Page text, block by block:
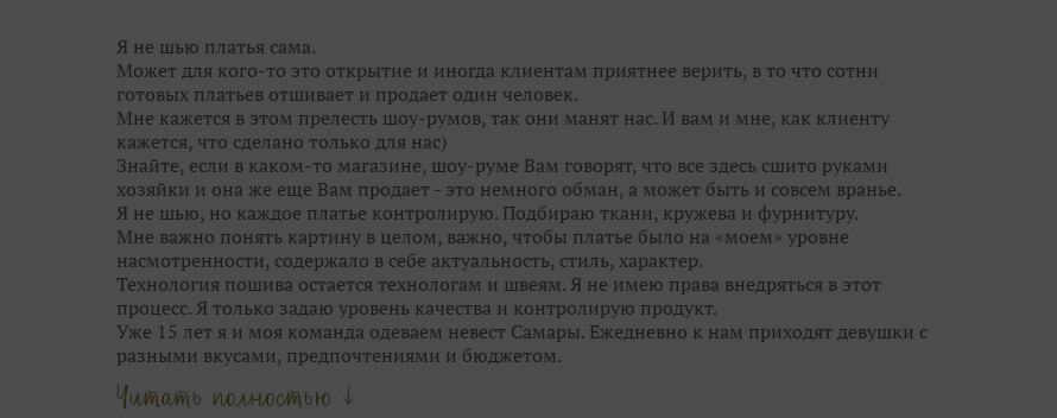
Поэтому приходите в Дом Свадьбы за идеальным образом на свадьбу и приводите своих
гостей. Им мы тоже поможем!
Я не шью платья сама.
Может для кого-то это открытие и иногда клиентам приятнее верить, в то что сотни
готовых платьев отшивает и продает один человек.
Мне кажется в этом прелесть шоу-румов, так они манят нас. И вам и мне, как клиенту
кажется, что сделано только для нас)
Знайте, если в каком-то магазине, шоу-руме Вам говорят, что все здесь сшито руками
хозяйки и она же еще Вам продает - это немного обман, а может быть и совсем вранье.
Я не шью, но каждое платье контролирую. Подбираю ткани, кружева и фурнитуру.
Мне важно понять картину в целом, важно, чтобы платье было на «моем» уровне
насмотренности, содержало в себе актуальность, стиль, характер.
Технология пошива остается технологам и швеям. Я не имею права внедряться в этот
процесс. Я только задаю уровень качества и контролирую продукт.
Уже 15 лет я и моя команда одеваем невест Самары. Ежедневно к нам приходят девушки с
разными вкусами, предпочтениями и бюджетом.
Опыт и время научили меня видеть грань между потребностью реальных людей и фешн-
стилем свадебных брендов.
Читать полностью ↓